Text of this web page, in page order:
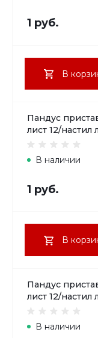
1 руб.
В
Пандус
лист 12/настил
В наличии
1 руб.
В
Пандус
лист 12/настил
В наличии